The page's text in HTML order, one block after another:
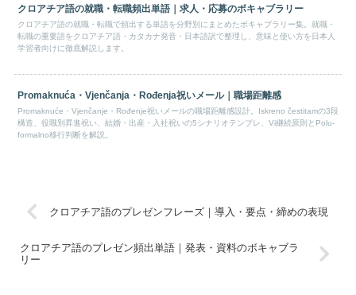
クロアチア語の就職・転職頻出単語｜求人・応募のボキャブラリー
クロアチア語の就職・転職で頻出する単語を分野別にまとめたボキャブラリー集。就職・
転職の重要語をクロアチア語・カタカナ発音・日本語訳で整理し、意味と使い方を日本人
学習者向けに徹底解説します。
Promaknuća・Vjenčanja・Rođenja祝いメール｜職場距離感
Promaknuće・Vjenčanje・Rođenje祝いメールの職場距離感設計。Iskreno čestitamの3段
構造、役職別昇進祝い、結婚・出産・入社祝いの5シナリオテンプレ、Vi継続原則とPolu-
formalno移行判断を解説。
クロアチア語のプレゼンフレーズ｜導入・要点・締めの表現
クロアチア語のプレゼン頻出単語｜発表・資料のボキャブラ
リー